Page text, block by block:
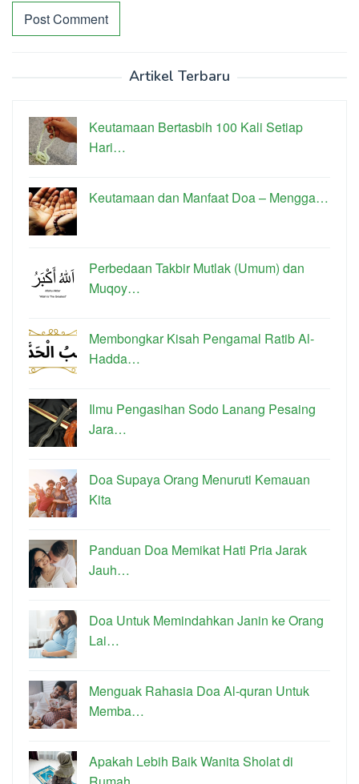
Artikel Terbaru
Keutamaan Bertasbih 100 Kali Setiap
Hari…
Keutamaan dan Manfaat Doa – Mengga…
Perbedaan Takbir Mutlak (Umum) dan
Muqoy…
Membongkar Kisah Pengamal Ratib Al-
Hadda…
Ilmu Pengasihan Sodo Lanang Pesaing
Jara…
Doa Supaya Orang Menuruti Kemauan
Kita
Panduan Doa Memikat Hati Pria Jarak
Jauh…
Doa Untuk Memindahkan Janin ke Orang
Lai…
Menguak Rahasia Doa Al-quran Untuk
Memba…
Apakah Lebih Baik Wanita Sholat di